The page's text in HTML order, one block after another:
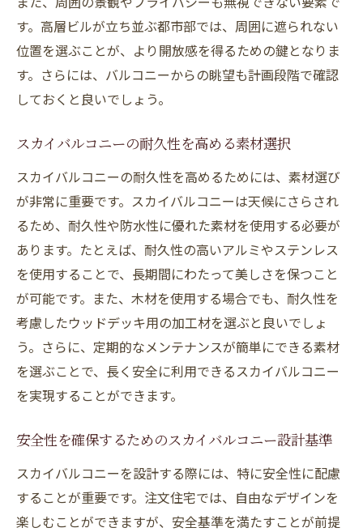
す。高層ビルが立ち並ぶ都市部では、周囲に遮られない
位置を選ぶことが、より開放感を得るための鍵となりま
す。さらには、バルコニーからの眺望も計画段階で確認
しておくと良いでしょう。
スカイバルコニーの耐久性を高める素材選択
スカイバルコニーの耐久性を高めるためには、素材選び
が非常に重要です。スカイバルコニーは天候にさらされ
るため、耐久性や防水性に優れた素材を使用する必要が
あります。たとえば、耐久性の高いアルミやステンレス
を使用することで、長期間にわたって美しさを保つこと
が可能です。また、木材を使用する場合でも、耐久性を
考慮したウッドデッキ用の加工材を選ぶと良いでしょ
う。さらに、定期的なメンテナンスが簡単にできる素材
を選ぶことで、長く安全に利用できるスカイバルコニー
を実現することができます。
安全性を確保するためのスカイバルコニー設計基準
スカイバルコニーを設計する際には、特に安全性に配慮
することが重要です。注文住宅では、自由なデザインを
楽しむことができますが、安全基準を満たすことが前提